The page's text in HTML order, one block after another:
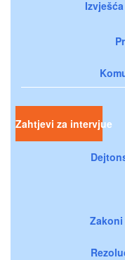
Zahtjevi za intervjue